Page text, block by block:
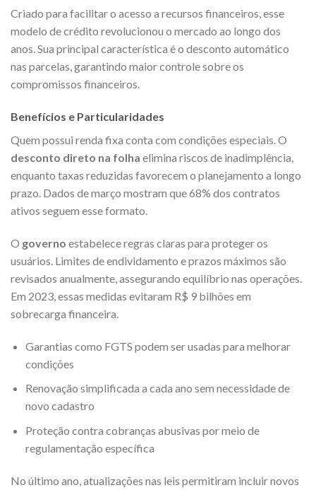
Criado para facilitar o acesso a recursos financeiros, esse
modelo de crédito revolucionou o mercado ao longo dos
anos. Sua principal característica é o desconto automático
nas parcelas, garantindo maior controle sobre os
compromissos financeiros.
Benefícios e Particularidades
Quem possui renda fixa conta com condições especiais. O
desconto direto na folha elimina riscos de inadimplência,
enquanto taxas reduzidas favorecem o planejamento a longo
prazo. Dados de março mostram que 68% dos contratos
ativos seguem esse formato.
O governo estabelece regras claras para proteger os
usuários. Limites de endividamento e prazos máximos são
revisados anualmente, assegurando equilíbrio nas operações.
Em 2023, essas medidas evitaram R$ 9 bilhões em
sobrecarga financeira.
Garantias como FGTS podem ser usadas para melhorar
condições
Renovação simplificada a cada ano sem necessidade de
novo cadastro
Proteção contra cobranças abusivas por meio de
regulamentação específica
No último ano, atualizações nas leis permitiram incluir novos